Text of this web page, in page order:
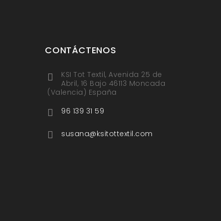
CONTÁCTENOS
KSI Tot Textil, Avenida 25 de
Abril, 16 Bajo 46113 Moncada
(Valencia) España
96 139 31 59
susana@ksitottextil.com